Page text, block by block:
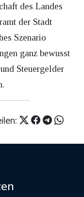
des Landes
der Stadt
Szenario
ganz bewusst
Steuergelder